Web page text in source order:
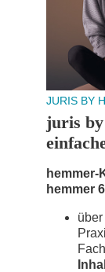
JURIS BY
juris
hemmer